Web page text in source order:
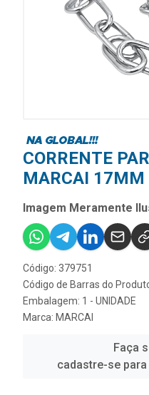
CORRENTE
MARCAI
Imagem Meramente
Código: 379751
Código de Barras do
Embalagem: 1 - UNIDADE
Marca: MARCAI
Faça
cadastre-se